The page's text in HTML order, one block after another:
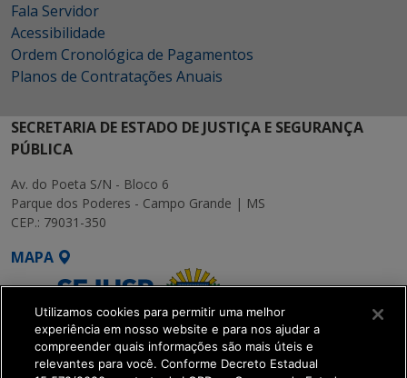
Fala Servidor
Acessibilidade
Ordem Cronológica de Pagamentos
Planos de Contratações Anuais
SECRETARIA DE ESTADO DE JUSTIÇA E SEGURANÇA
PÚBLICA
Av. do Poeta S/N - Bloco 6
Parque dos Poderes - Campo Grande | MS
CEP.: 79031-350
MAPA
Utilizamos cookies para permitir uma melhor
experiência em nosso website e para nos ajudar a
compreender quais informações são mais úteis e
relevantes para você. Conforme Decreto Estadual